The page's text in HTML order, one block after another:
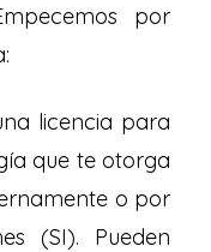
por
licencia para
que te otorga
o por
(SI). Pueden